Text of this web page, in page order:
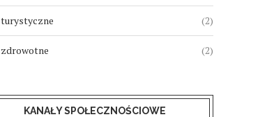
turystyczne (2)
zdrowotne (2)
KANAŁY SPOŁECZNOŚCIOWE